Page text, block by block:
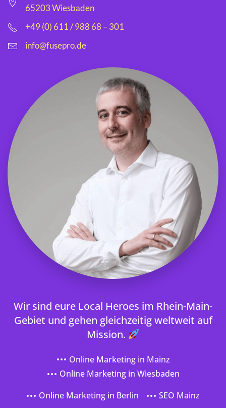
65203 Wiesbaden
+49 (0) 611 / 988 68 – 301
info@fusepro.de
Wir sind eure Local Heroes im Rhein-Main-
Gebiet und gehen gleichzeitig weltweit auf
Mission.
Online Marketing in Mainz
Online Marketing in Wiesbaden
Online Marketing in Berlin
SEO Mainz